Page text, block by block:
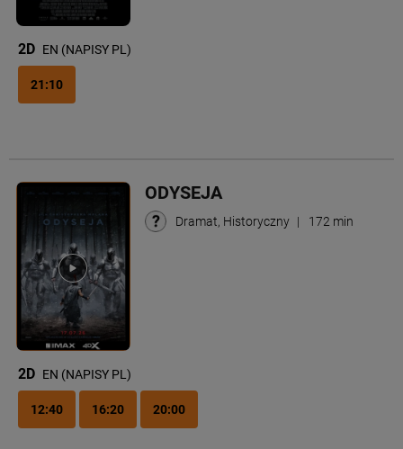
2D EN (NAPISY PL)
21:10
ODYSEJA
Dramat, Historyczny | 172 min
2D EN (NAPISY PL)
12:40 16:20 20:00